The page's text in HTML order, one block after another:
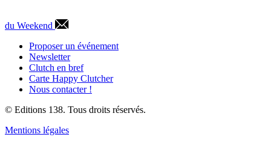
du Weekend
Proposer un événement
Newsletter
Clutch en bref
Carte Happy Clutcher
Nous contacter !
© Editions 138. Tous droits réservés.
Mentions légales